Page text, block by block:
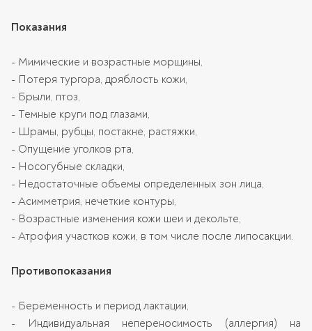
Показания
- Мимические и возрастные морщины,
- Потеря тургора, дряблость кожи,
- Брыли, птоз,
- Темные круги под глазами,
- Шрамы, рубцы, постакне, растяжки,
- Опущение уголков рта,
- Носогубные складки,
- Недостаточные объемы определенных зон лица,
- Асимметрия, нечеткие контуры,
- Возрастные изменения кожи шеи и декольте,
- Атрофия участков кожи, в том числе после липосакции.
Противопоказания
- Беременность и период лактации,
- Индивидуальная непереносимость (аллергия) на